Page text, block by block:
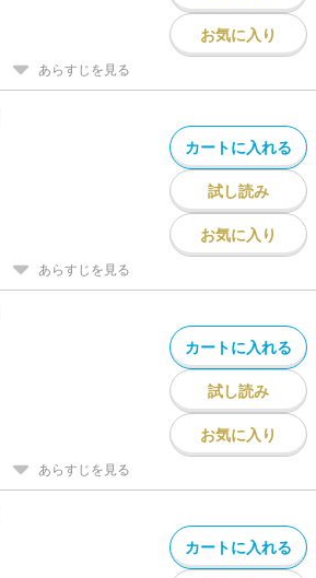
お気に入り
あらすじを見る
カートに入れる
試し読み
お気に入り
あらすじを見る
カートに入れる
試し読み
お気に入り
あらすじを見る
カートに入れる